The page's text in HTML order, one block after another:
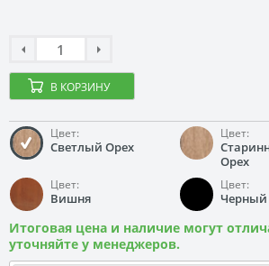
В КОРЗИНУ
Цвет:
Светлый Орех
Цвет:
Орех
Цвет:
Вишня
Цвет:
Черный
Итоговая цена и наличие могут
уточняйте у менеджеров.